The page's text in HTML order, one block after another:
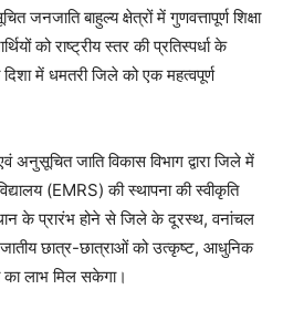
जनजाति बाहुल्य क्षेत्रों में गुणवत्तापूर्ण शिक्षा
को राष्ट्रीय स्तर की प्रतिस्पर्धा के
में धमतरी जिले को एक महत्वपूर्ण
जाति विकास विभाग द्वारा जिले में
(EMRS) की स्थापना की स्वीकृति
के प्रारंभ होने से जिले के दूरस्थ, वनांचल
छात्र-छात्राओं को उत्कृष्ट, आधुनिक
का लाभ मिल सकेगा।